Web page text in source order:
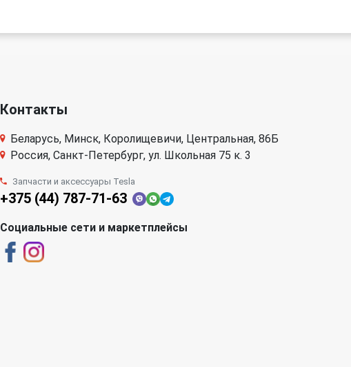
Контакты
Беларусь, Минск, Королищевичи, Центральная, 86Б
Россия, Санкт-Петербург, ул. Школьная 75 к. 3
Запчасти и аксессуары Tesla
+375 (44) 787-71-63
Социальные сети и маркетплейсы